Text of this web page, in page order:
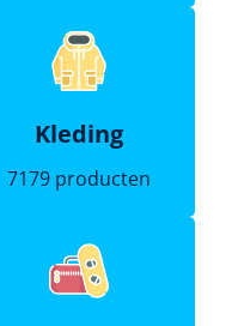
Kleding
7179 producten